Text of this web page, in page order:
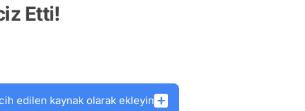
Etti!
edilen kaynak olarak ekleyin